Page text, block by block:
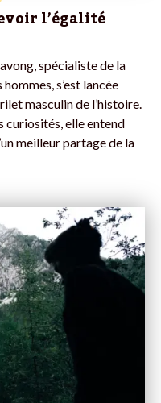
l’égalité
spécialiste de la
s’est lancée
masculin de l’histoire.
curiosités, elle entend
meilleur partage de la